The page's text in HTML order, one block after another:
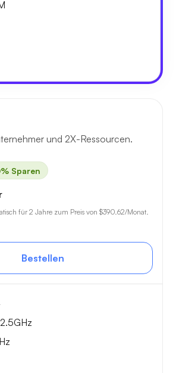
und 2X-Ressourcen.
Sparen
für 2 Jahre zum Preis von $390.62/Monat.
Bestellen